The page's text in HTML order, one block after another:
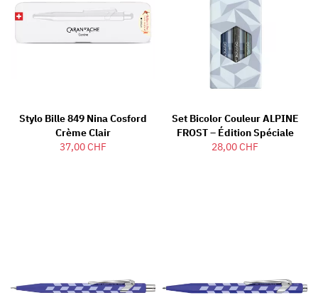
Stylo Bille 849 Nina Cosford
Crème Clair
37,00 CHF
Set Bicolor Couleur ALPINE
FROST – Édition Spéciale
28,00 CHF